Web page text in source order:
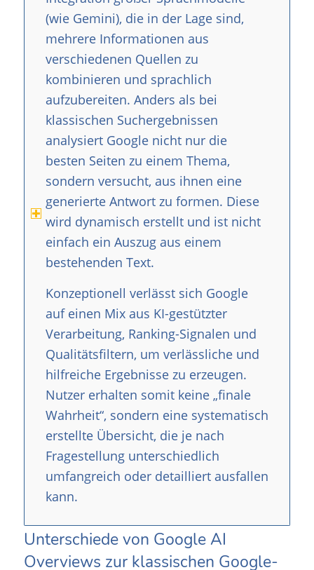
(wie Gemini), die in der Lage sind,
mehrere Informationen aus
verschiedenen Quellen zu
kombinieren und sprachlich
aufzubereiten. Anders als bei
klassischen Suchergebnissen
analysiert Google nicht nur die
besten Seiten zu einem Thema,
sondern versucht, aus ihnen eine
generierte Antwort zu formen. Diese
wird dynamisch erstellt und ist nicht
einfach ein Auszug aus einem
bestehenden Text.
Konzeptionell verlässt sich Google
auf einen Mix aus KI-gestützter
Verarbeitung, Ranking-Signalen und
Qualitätsfiltern, um verlässliche und
hilfreiche Ergebnisse zu erzeugen.
Nutzer erhalten somit keine „finale
Wahrheit“, sondern eine systematisch
erstellte Übersicht, die je nach
Fragestellung unterschiedlich
umfangreich oder detailliert ausfallen
kann.
Unterschiede von Google AI
Overviews zur klassischen Google-